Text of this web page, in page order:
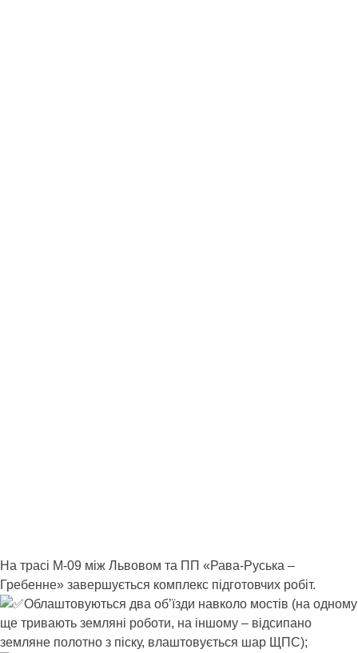
На трасі М-09 між Львовом та ПП «Рава-Руська –
Гребенне» завершується комплекс підготовчих робіт.
Облаштовуються два об’їзди навколо мостів (на одному
ще тривають земляні роботи, на іншому – відсипано
земляне полотно з піску, влаштовується шар ЩПС);